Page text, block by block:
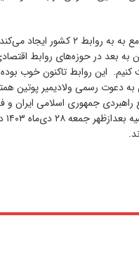
رئیس دستگاه دیپلماسی با تاکید بر اینکه این معاهده یک نگاه جامع به به
چنین پایه و اساسی در روابط ۲ کشور، از این به بعد در حوزه‌های
این روابط تاکنون خوب
دعوت رسمی ولادیمیر پوتین
جمهوری اسلامی ایران و